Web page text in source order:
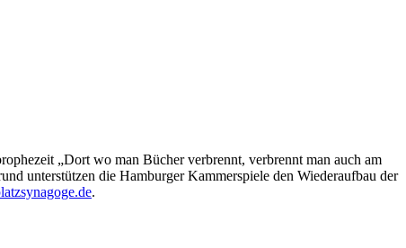
„Dort wo man Bücher verbrennt, verbrennt man auch am
unterstützen die Hamburger Kammerspiele den Wiederaufbau der
.